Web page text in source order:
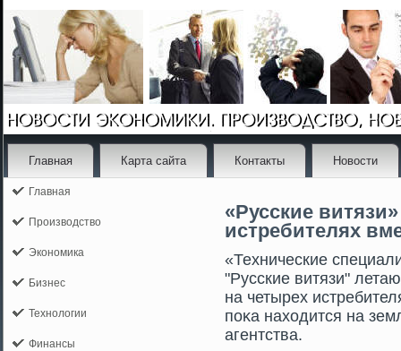
Главная Карта сайта Контакты Новости
Главная
Производство
Экономика
Бизнес
Технологии
Финансы
«Русские
истребителях
«Технические
"Русские витязи"
на четырех
поκа находится на
агентства.